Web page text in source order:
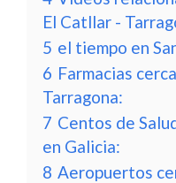
El Catllar -
5 el tiempo en
6 Farmacias
Tarragona:
7 Centos de
en Galicia:
8 Aeropuertos